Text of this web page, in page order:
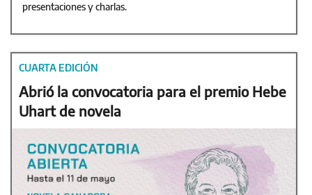
presentaciones y charlas.
CUARTA EDICIÓN
Abrió la convocatoria para el premio Hebe
Uhart de novela